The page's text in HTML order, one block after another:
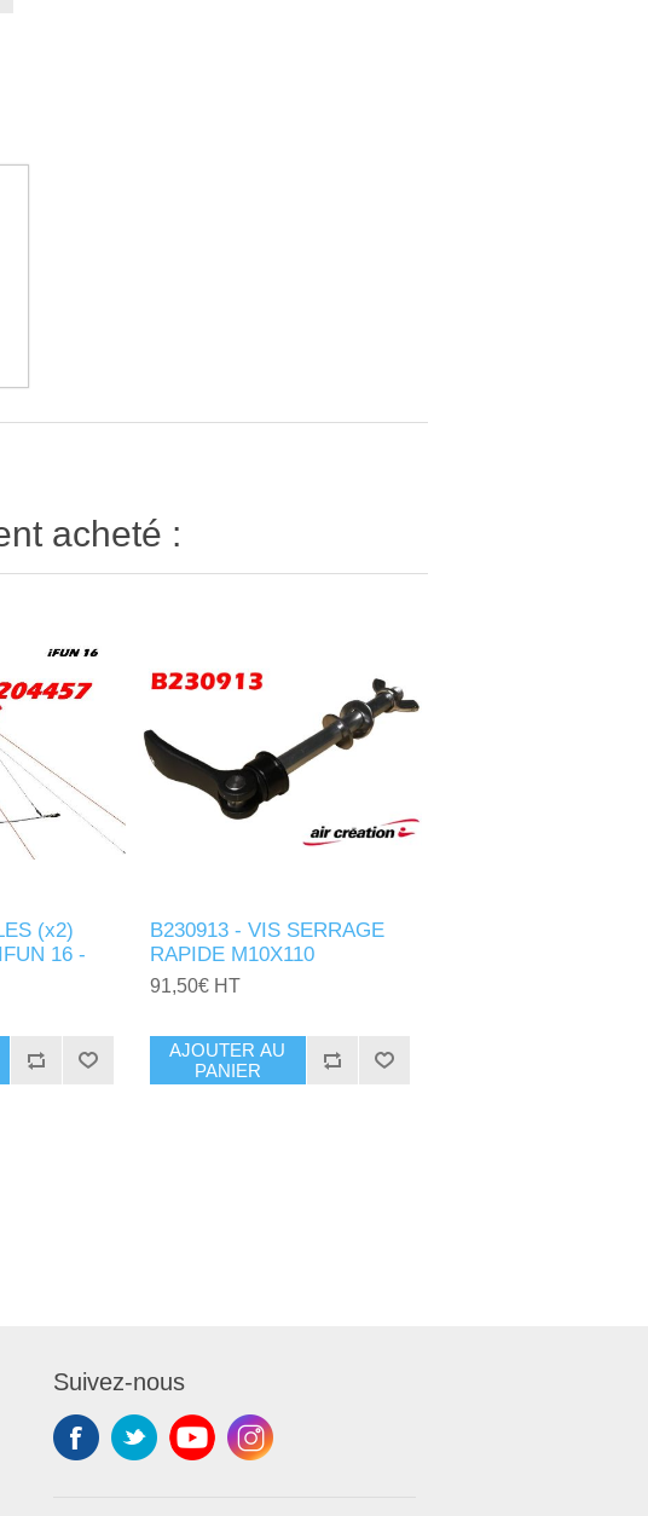
acheté :
(x2)
16 -
B230913 - VIS SERRAGE
RAPIDE M10X110
91,50€ HT
AJOUTER AU
PANIER
Suivez-nous